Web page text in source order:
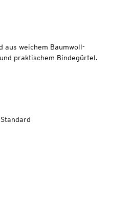
aus weichem Baumwoll-
praktischem Bindegürtel.